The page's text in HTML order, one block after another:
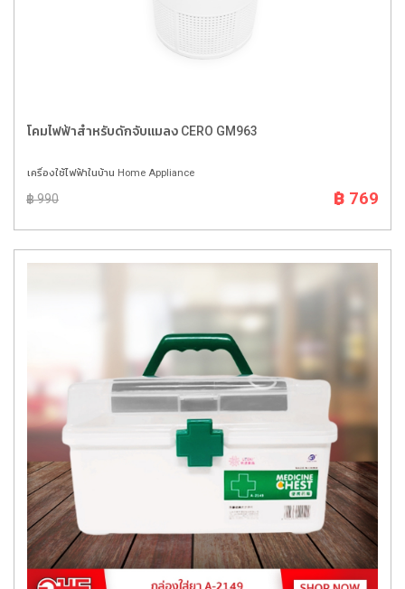
โคมไฟฟ้าสำหรับดักจับแมลง CERO GM963
เครื่องใช้ไฟฟ้าในบ้าน Home Appliance
฿ 990 ฿ 769